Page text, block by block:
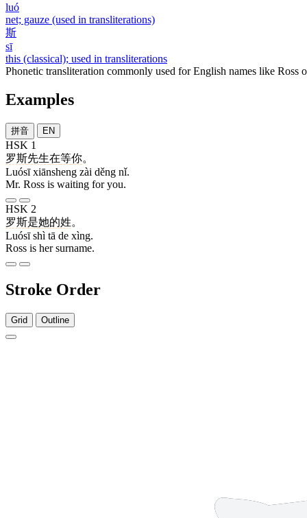
luó
net; gauze (used in transliterations)
斯
sī
this (classical); used in transliterations
Phonetic transliteration commonly used for English names like Ross
Examples
拼音 EN
HSK 1
罗斯先生在等你。
Luósī xiānsheng zài děng nǐ.
Mr. Ross is waiting for you.
HSK 2
罗斯是她的姓。
Luósī shì tā de xìng.
Ross is her surname.
Stroke Order
Grid Outline